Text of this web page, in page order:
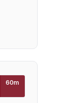
60m